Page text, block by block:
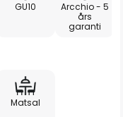
GU10
Arcchio - 5
års
garanti
Matsal